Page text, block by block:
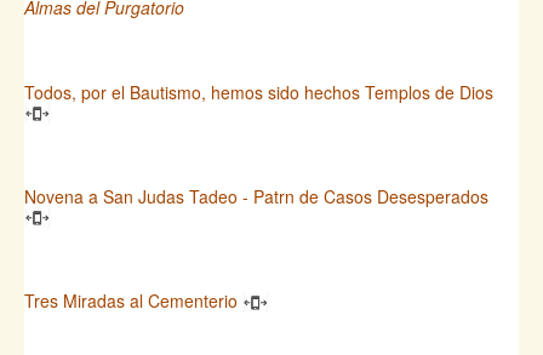
Almas del Purgatorio
Todos, por el Bautismo, hemos sido hechos Templos de Dios
Novena a San Judas Tadeo - Patrn de Casos Desesperados
Tres Miradas al Cementerio